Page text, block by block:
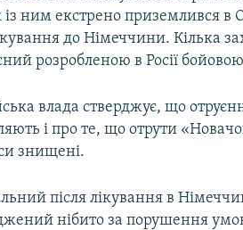
із ним екстрено приземлився
до Німеччини. Кілька
розробленою в Росії
влада стверджує, що
і про те, що отрути
знищені.
після лікування в
нібито за порушення